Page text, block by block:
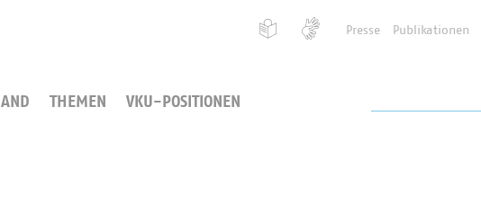
Presse Publikationen
THEMEN VKU-POSITIONEN